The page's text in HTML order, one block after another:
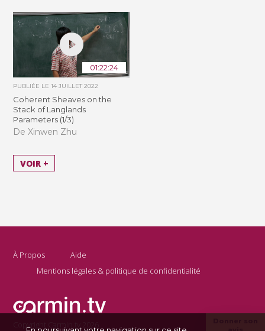
01:22:24
PUBLIÉE LE14 JUILLET 2022
Coherent Sheaves on the
Stack of Langlands
Parameters (1/3)
De Xinwen Zhu
VOIR +
À Propos
Aide
Mentions légales & politique de confidentialité
Copyright Carmin.tv 2026